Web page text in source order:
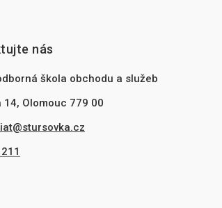
nás
škola obchodu a služeb
14, Olomouc 779 00